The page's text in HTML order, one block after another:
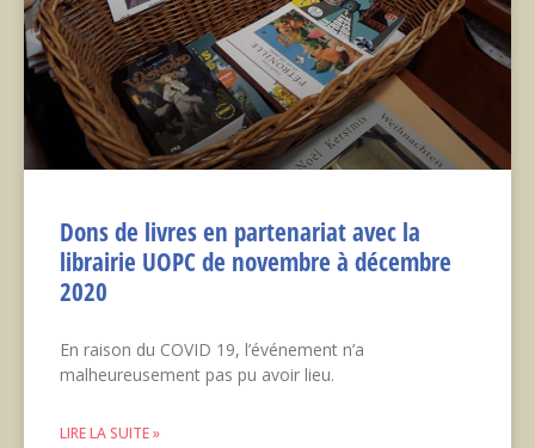
Dons de livres en partenariat avec la
librairie UOPC de novembre à décembre
2020
En raison du COVID 19, l’événement n’a
malheureusement pas pu avoir lieu.
LIRE LA SUITE »